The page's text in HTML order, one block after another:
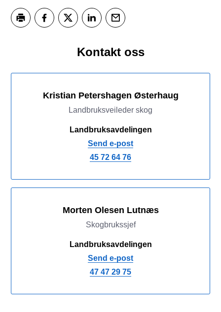
Kontakt oss
Kristian Petershagen Østerhaug
Landbruksveileder skog
Landbruksavdelingen
Send e-post
45 72 64 76
Morten Olesen Lutnæs
Skogbrukssjef
Landbruksavdelingen
Send e-post
47 47 29 75